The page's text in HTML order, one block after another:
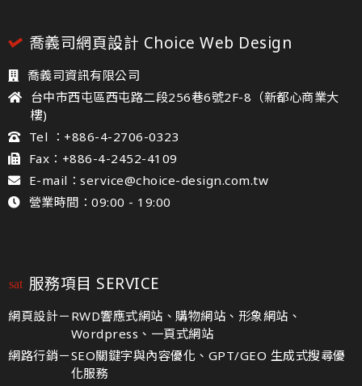
喬義司網頁設計 Choice Web Design
喬義司資訊有限公司
台中市西屯區西屯路二段256巷6號2F-8（新都心商業大
樓)
Tel ：+886-4-2706-0323
Fax：+886-4-2452-4109
E-mail：service@choice-design.com.tw
營業時間：09:00 - 19:00
服務項目 SERVICE
網頁設計－ RWD響應式網站、購物網站、形象網站、
Wordpress、一頁式網站
網路行銷－SEO關鍵字與內容優化、GPT/GEO 生成式搜尋優
化服務